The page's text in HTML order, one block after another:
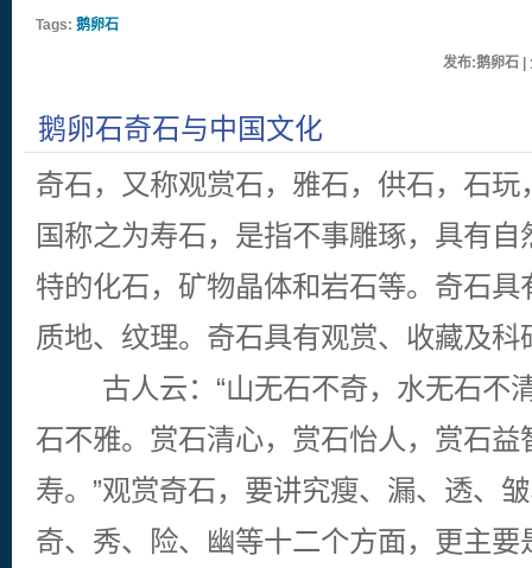
Tags: 鹅卵石
发布:鹅卵石 |
鹅卵石奇石与中国文化
奇石，又称观赏石，雅石，供石，石
国称之为寿石，是指不事雕琢，具有
特的化石，矿物晶体和岩石等。奇石
质地、纹理。奇石具有观赏、收藏及科
古人云：“山无石不奇，水无石不
石不雅。赏石清心，赏石怡人，赏石
寿。”观赏奇石，要讲究瘦、漏、透、
奇、秀、险、幽等十二个方面，更主